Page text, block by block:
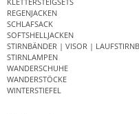
REGENJACKEN
SCHLAFSACK
SOFTSHELLJACKEN
STIRNBÄNDER | VISOR |
STIRNLAMPEN
WANDERSCHUHE
WANDERSTÖCKE
WINTERSTIEFEL